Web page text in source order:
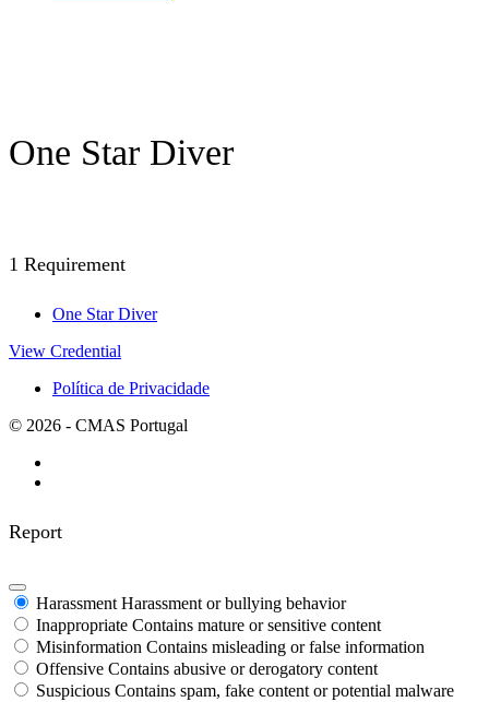
One Star Diver
1 Requirement
One Star Diver
View Credential
Política de Privacidade
© 2026 - CMAS Portugal
Report
Harassment Harassment or bullying behavior
Inappropriate Contains mature or sensitive content
Misinformation Contains misleading or false information
Offensive Contains abusive or derogatory content
Suspicious Contains spam, fake content or potential malware